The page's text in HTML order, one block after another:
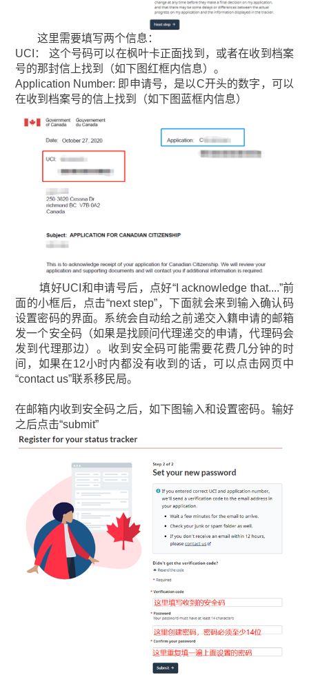
这里需要填写两个信息：
UCI： 这个号码可以在枫叶卡正面找到，或者在收到档案
号的那封信上找到（如下图红框内信息）。
Application Number: 即申请号，是以C开头的数字，可以
在收到档案号的信上找到（如下图蓝框内信息）
填好UCI和申请号后，点好“I acknowledge that....”前
面的小框后，点击“next step”，下面就会来到输入确认码
设置密码的界面。系统会自动给之前递交入籍申请的邮箱
发一个安全码（如果是找顾问代理递交的申请，代理码会
发到代理那边）。收到安全码可能需要花费几分钟的时
间，如果在12小时内都没有收到的话，可以点击网页中
“contact us”联系移民局。
在邮箱内收到安全码之后，如下图输入和设置密码。输好
之后点击“submit”